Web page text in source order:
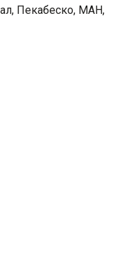
Пекабеско, МАН,